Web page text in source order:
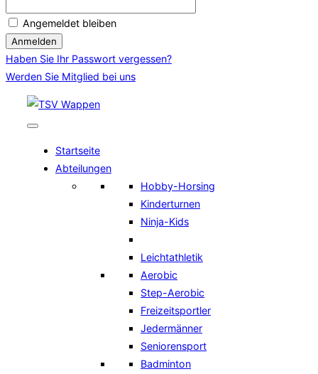
Angemeldet bleiben
Haben Sie Ihr Passwort vergessen?
Werden Sie Mitglied bei uns
Inhalt
Startseite
Abteilungen
Hobby-Horsing
Kinderturnen
Ninja-Kids
Leichtathletik
Aerobic
Step-Aerobic
Freizeitsportler
Jedermänner
Seniorensport
Badminton